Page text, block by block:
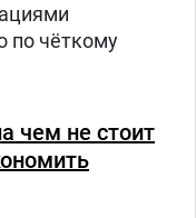
по чёткому
чем не стоит